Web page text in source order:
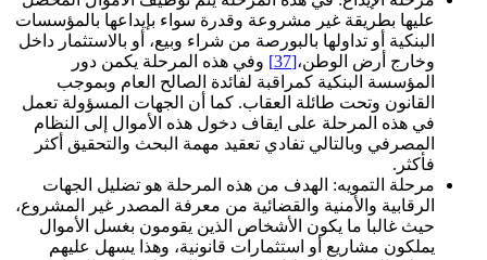
عليها بطريقة غير مشروعة وقدرة سواء بإيداعها بالمؤسسات
البنكية أو تداولها بالبورصة من شراء وبيع، أو بالاستثمار داخل
وخارج أرض الوطن،[37]
وفي هذه المرحلة يكمن دور
المؤسسة البنكية كمراقبة لفائدة الصالح العام وبموجب
القانون وتحت طائلة العقاب. كما أن الجهات المسؤولة تعمل
في هذه المرحلة على ايقاف دخول هذه الأموال إلى النظام
المصرفي وبالتالي تفادي تعقيد مهمة البحث والتحقيق أكثر
فأكثر.
مرحلة التمويه: الهدف من هذه المرحلة هو تضليل الجهات
الرقابية والأمنية والقضائية من معرفة المصدر غير المشروع،
حيث غالبا ما يكون الأشخاص الذين يقومون بغسل الأموال
يملكون مشاريع أو استثمارات قانونية، وهذا يسهل عليهم